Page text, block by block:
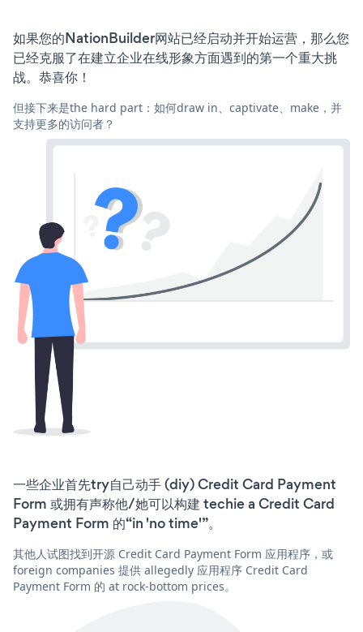
如果您的NationBuilder网站已经启动并开始运营，那么您
已经克服了在建立企业在线形象方面遇到的第一个重大挑
战。恭喜你！
但接下来是the hard part：如何draw in、captivate、make，并
支持更多的访问者？
一些企业首先try自己动手 (diy) Credit Card Payment
Form 或拥有声称他/她可以构建 techie a Credit Card
Payment Form 的“in 'no time'”。
其他人试图找到开源 Credit Card Payment Form 应用程序，或
foreign companies 提供 allegedly 应用程序 Credit Card
Payment Form 的 at rock-bottom prices。